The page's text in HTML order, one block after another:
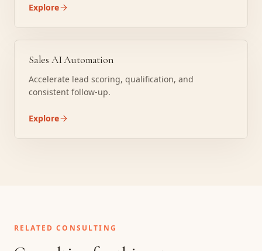
Explore
Sales AI Automation
Accelerate lead scoring, qualification, and
consistent follow-up.
Explore
RELATED CONSULTING